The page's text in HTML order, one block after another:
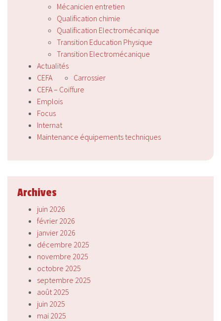
Mécanicien entretien
Qualification chimie
Qualification Electromécanique
Transition Education Physique
Transition Electromécanique
Actualités
CEFA
Carrossier
CEFA – Coiffure
Emplois
Focus
Internat
Maintenance équipements techniques
Archives
juin 2026
février 2026
janvier 2026
décembre 2025
novembre 2025
octobre 2025
septembre 2025
août 2025
juin 2025
mai 2025